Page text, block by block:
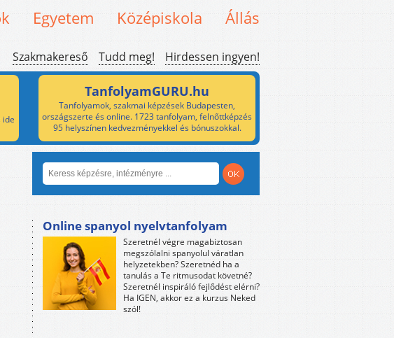
Egyetem Középiskola Állás
Szakmakereső Tudd meg! Hirdessen ingyen!
ide
TanfolyamGURU.hu
Tanfolyamok, szakmai képzések Budapesten,
országszerte és online. 1723 tanfolyam, felnőttképzés
95 helyszínen kedvezményekkel és bónuszokkal.
Online spanyol nyelvtanfolyam
Szeretnél végre magabiztosan
megszólalni spanyolul váratlan
helyzetekben? Szeretnéd ha a
tanulás a Te ritmusodat követné?
Szeretnél inspiráló fejlődést elérni?
Ha IGEN, akkor ez a kurzus Neked
szól!